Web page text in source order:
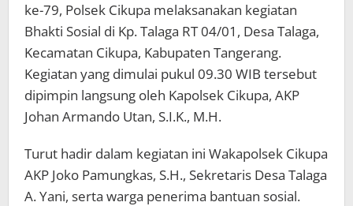
ke-79, Polsek Cikupa melaksanakan kegiatan
Bhakti Sosial di Kp. Talaga RT 04/01, Desa Talaga,
Kecamatan Cikupa, Kabupaten Tangerang.
Kegiatan yang dimulai pukul 09.30 WIB tersebut
dipimpin langsung oleh Kapolsek Cikupa, AKP
Johan Armando Utan, S.I.K., M.H.
Turut hadir dalam kegiatan ini Wakapolsek Cikupa
AKP Joko Pamungkas, S.H., Sekretaris Desa Talaga
A. Yani, serta warga penerima bantuan sosial.